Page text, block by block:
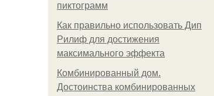
пиктограмм
Как правильно использовать Дип
Рилиф для достижения
максимального эффекта
Комбинированный дом.
Достоинства комбинированных